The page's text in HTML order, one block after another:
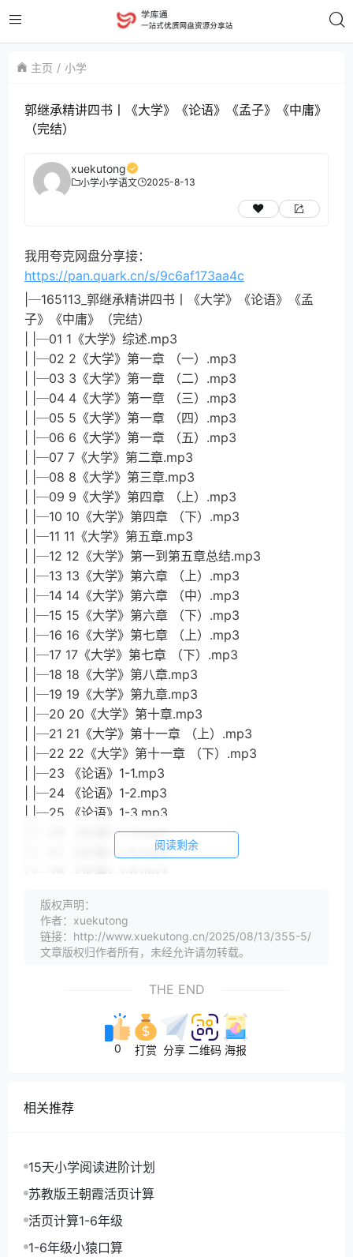
主页 小学
郭继承精讲四书丨《大学》《论语》《孟子》《中庸》
（完结）
xuekutong
小学小学语文 2025-8-13
我用夸克网盘分享接：
https://pan.quark.cn/s/9c6af173aa4c
|─165113_郭继承精讲四书丨《大学》《论语》《孟
子》《中庸》（完结）
| |─01 1《大学》综述.mp3
| |─02 2《大学》第一章 （一）.mp3
| |─03 3《大学》第一章 （二）.mp3
| |─04 4《大学》第一章 （三）.mp3
| |─05 5《大学》第一章 （四）.mp3
| |─06 6《大学》第一章 （五）.mp3
| |─07 7《大学》第二章.mp3
| |─08 8《大学》第三章.mp3
| |─09 9《大学》第四章 （上）.mp3
| |─10 10《大学》第四章 （下）.mp3
| |─11 11《大学》第五章.mp3
| |─12 12《大学》第一到第五章总结.mp3
| |─13 13《大学》第六章 （上）.mp3
| |─14 14《大学》第六章 （中）.mp3
| |─15 15《大学》第六章 （下）.mp3
| |─16 16《大学》第七章 （上）.mp3
| |─17 17《大学》第七章 （下）.mp3
| |─18 18《大学》第八章.mp3
| |─19 19《大学》第九章.mp3
| |─20 20《大学》第十章.mp3
| |─21 21《大学》第十一章 （上）.mp3
| |─22 22《大学》第十一章 （下）.mp3
| |─23 《论语》1-1.mp3
| |─24 《论语》1-2.mp3
| |─25 《论语》1-3.mp3
| |─26 《论语》1-4.mp3
| |─27 《论语》1-5.mp3
| |─28 《论语》1-6.mp3
| |─30 《论语》2-2.mp3
| |─31 《论语》2-3.mp3
| |─32 《论语》2-4.mp3
| |─34 《论语》2-6.mp3
| |─35 《论语》3-1.mp3
| |─36 《论语》3-2.mp3
| |─37 《论语》3-3.mp3
| |─40 《论语》3-6.mp3
| |─43 《论语》4-3.mp3
| |─44 《论语》4-4.mp3
| |─46 《孟子》1-1.mp3
| |─47 《孟子》1-2.mp3
阅读剩余
版权声明：
作者：xuekutong
链接：http://www.xuekutong.cn/2025/08/13/355-5/
文章版权归作者所有，未经允许请勿转载。
THE END
0 打赏 分享 二维码 海报
相关推荐
15天小学阅读进阶计划
苏教版王朝霞活页计算
活页计算1-6年级
1-6年级小猿口算